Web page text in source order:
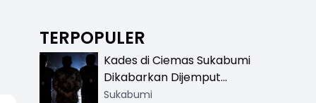
TERPOPULER
Kades di Ciemas Sukabumi
Dikabarkan Dijemput
Satnarkoba, Polisi
Sukabumi